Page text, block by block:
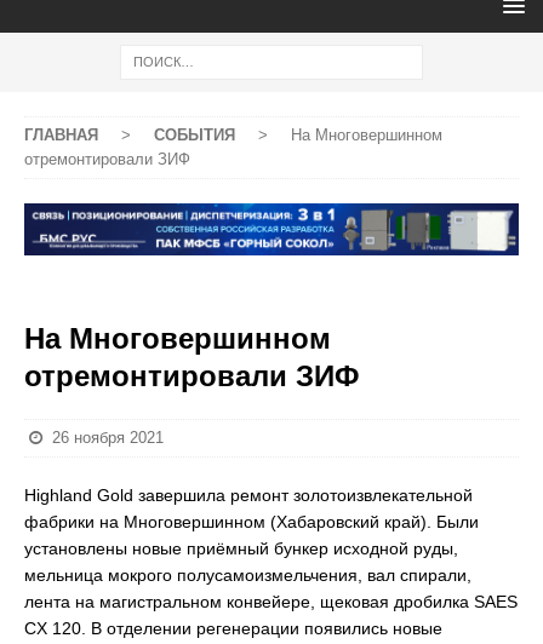
ГЛАВНАЯ > СОБЫТИЯ >
На Многовершинном
отремонтировали ЗИФ
На Многовершинном
отремонтировали ЗИФ
26 ноября 2021
Highland Gold завершила ремонт золотоизвлекательной
фабрики на Многовершинном (Хабаровский край). Были
установлены новые приёмный бункер исходной руды,
мельница мокрого полусамоизмельчения, вал спирали,
лента на магистральном конвейере, щековая дробилка SAES
CX 120. В отделении регенерации появились новые